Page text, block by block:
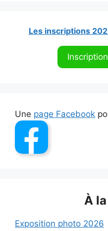
Les inscriptions
Une page Facebook
À
Exposition photo 2026